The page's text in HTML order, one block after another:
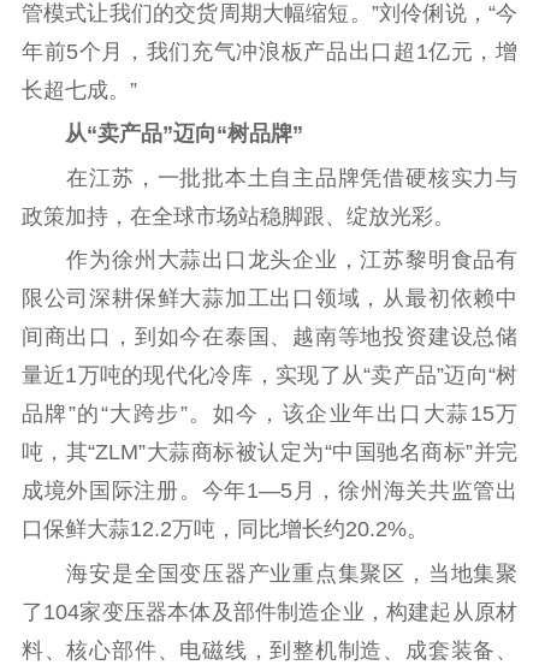
文化人才
数据资源
公共服务
新时代公民素养
提升资源库
新闻出版
政务服务
作品著作权
登记服务
科研创新
服务管理平台
智库服务
管理平台
文艺创作
服务管理
文化产业
统计分析
数字出版
审读服务
新闻发布工作备
案管理系统
电影
服务
理论宣讲
共建共享平台
政工继续教育学
习平台
责任编辑注册
业务申报系统
管模式让我们的交货周期大幅缩短。”刘伶俐说，“今
年前5个月，我们充气冲浪板产品出口超1亿元，增
长超七成。”
从“卖产品”迈向“树品牌”
在江苏，一批批本土自主品牌凭借硬核实力与
政策加持，在全球市场站稳脚跟、绽放光彩。
作为徐州大蒜出口龙头企业，江苏黎明食品有
限公司深耕保鲜大蒜加工出口领域，从最初依赖中
间商出口，到如今在泰国、越南等地投资建设总储
量近1万吨的现代化冷库，实现了从“卖产品”迈向“树
品牌”的“大跨步”。如今，该企业年出口大蒜15万
吨，其“ZLM”大蒜商标被认定为“中国驰名商标”并完
成境外国际注册。今年1—5月，徐州海关共监管出
口保鲜大蒜12.2万吨，同比增长约20.2%。
海安是全国变压器产业重点集聚区，当地集聚
了104家变压器本体及部件制造企业，构建起从原材
料、核心部件、电磁线，到整机制造、成套装备、